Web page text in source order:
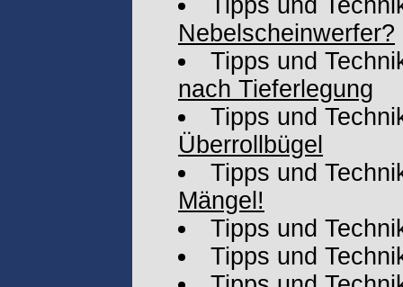
Tipps und
Nebelscheinwerfer?
Tipps und
nach Tieferlegung
Tipps und
Überrollbügel
Tipps und
Mängel!
Tipps und
Tipps und